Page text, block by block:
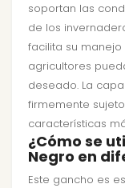
soportan las
de los
facilita su
agricultores
deseado. La
firmemente
características
¿Cómo se
Negro en
Este gancho es